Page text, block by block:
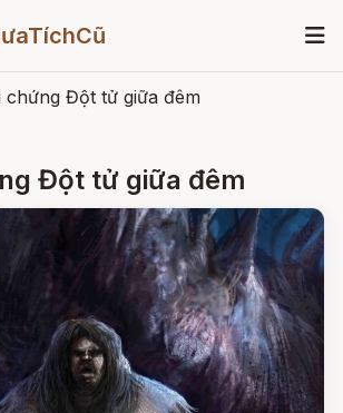
chứng Đột tử giữa đêm
Đột tử giữa đêm